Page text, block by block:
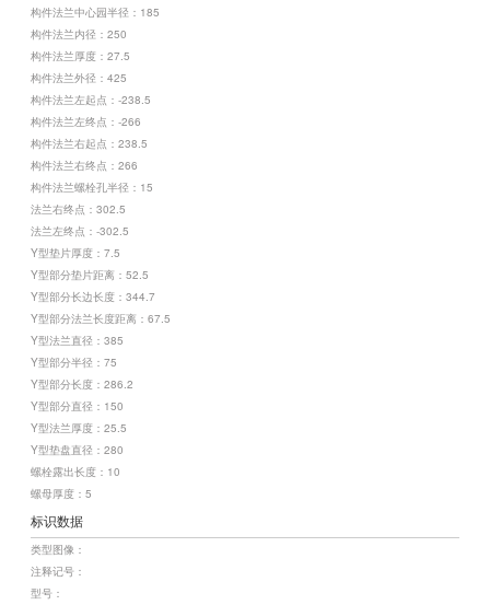
构件法兰中心园半径：185
构件法兰内径：250
构件法兰厚度：27.5
构件法兰外径：425
构件法兰左起点：-238.5
构件法兰左终点：-266
构件法兰右起点：238.5
构件法兰右终点：266
构件法兰螺栓孔半径：15
法兰右终点：302.5
法兰左终点：-302.5
Y型垫片厚度：7.5
Y型部分垫片距离：52.5
Y型部分长边长度：344.7
Y型部分法兰长度距离：67.5
Y型法兰直径：385
Y型部分半径：75
Y型部分长度：286.2
Y型部分直径：150
Y型法兰厚度：25.5
Y型垫盘直径：280
螺栓露出长度：10
螺母厚度：5
标识数据
类型图像：
注释记号：
型号：